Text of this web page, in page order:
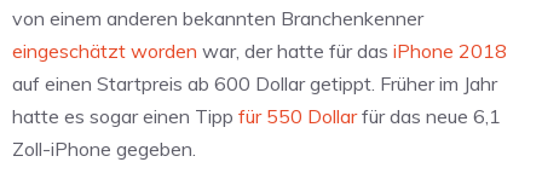
von einem anderen bekannten Branchenkenner
eingeschätzt worden war, der hatte für das iPhone 2018
auf einen Startpreis ab 600 Dollar getippt. Früher im Jahr
hatte es sogar einen Tipp für 550 Dollarfür das neue 6,1
Zoll-iPhone gegeben.